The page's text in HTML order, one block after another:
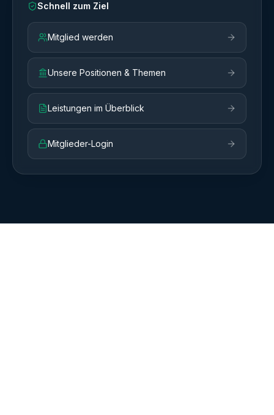
Schnell zum Ziel
Mitglied werden
Unsere Positionen & Themen
Leistungen im Überblick
Mitglieder-Login